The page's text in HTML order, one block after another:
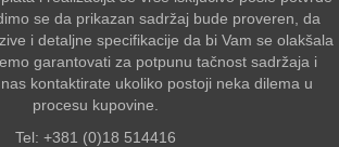
se da prikazan sadržaj bude proveren, da
i detaljne specifikacije da bi Vam se olakšala
garantovati za potpunu tačnost sadržaja i
kontaktirate ukoliko postoji neka dilema u
procesu kupovine.
Tel: +381 (0)18 514416